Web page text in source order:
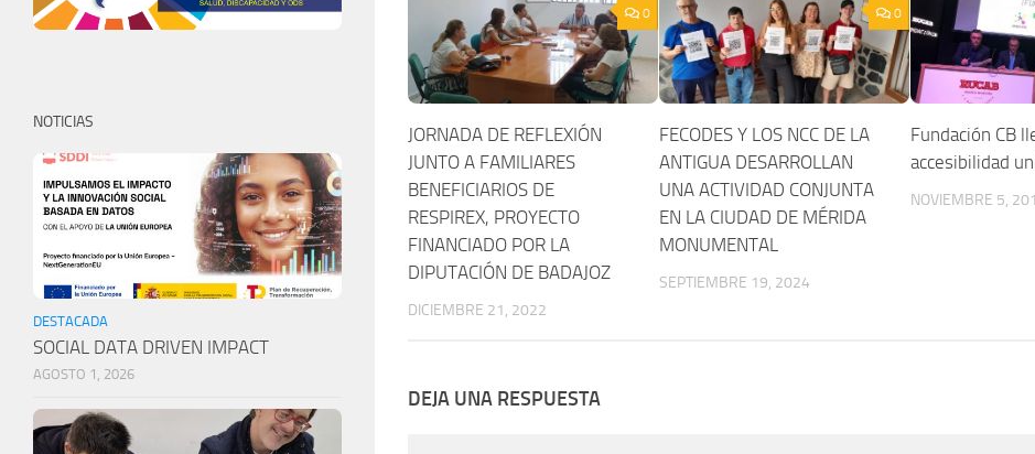
0
JORNADA DE REFLEXIÓN
JUNTO A FAMILIARES
BENEFICIARIOS DE
RESPIREX, PROYECTO
FINANCIADO POR LA
DIPUTACIÓN DE BADAJOZ
DICIEMBRE 21, 2022
0
FECODES Y LOS NCC DE LA
ANTIGUA DESARROLLAN
UNA ACTIVIDAD CONJUNTA
EN LA CIUDAD DE MÉRIDA
MONUMENTAL
SEPTIEMBRE 19, 2024
Fundación CB
accesibilidad
NOVIEMBRE 5,
DEJA UNA RESPUESTA
NOTICIAS
DESTACADA
SOCIAL DATA DRIVEN IMPACT
AGOSTO 1, 2026